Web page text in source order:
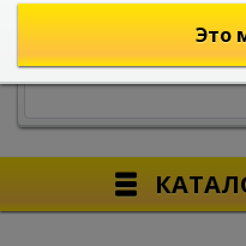
Это